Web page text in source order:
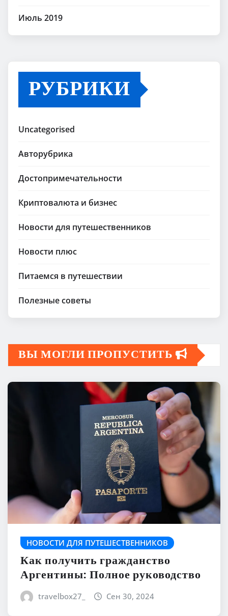
Июль 2019
РУБРИКИ
Uncategorised
Авторубрика
Достопримечательности
Криптовалюта и бизнес
Новости для путешественников
Новости плюс
Питаемся в путешествии
Полезные советы
ВЫ МОГЛИ ПРОПУСТИТЬ
НОВОСТИ ДЛЯ ПУТЕШЕСТВЕННИКОВ
Как получить гражданство
Аргентины: Полное руководство
travelbox27_ Сен 30, 2024